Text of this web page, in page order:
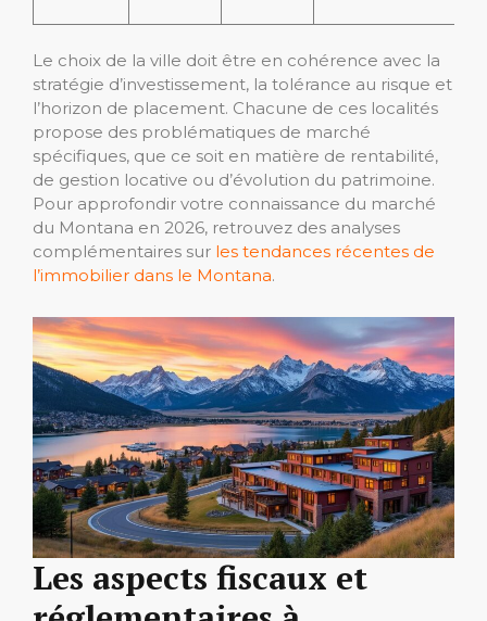
Le choix de la ville doit être en cohérence avec la
stratégie d’investissement, la tolérance au risque et
l’horizon de placement. Chacune de ces localités
propose des problématiques de marché
spécifiques, que ce soit en matière de rentabilité,
de gestion locative ou d’évolution du patrimoine.
Pour approfondir votre connaissance du marché
du Montana en 2026, retrouvez des analyses
complémentaires sur les tendances récentes de
l’immobilier dans le Montana.
Les aspects fiscaux et